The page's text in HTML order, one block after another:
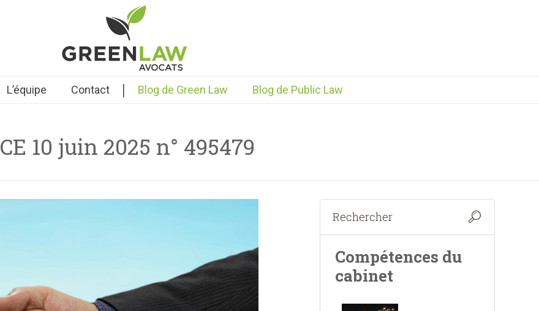
L’équipe Contact | Blog de Green Law Blog de Public Law
CE 10 juin 2025 n° 495479
Compétences du
cabinet